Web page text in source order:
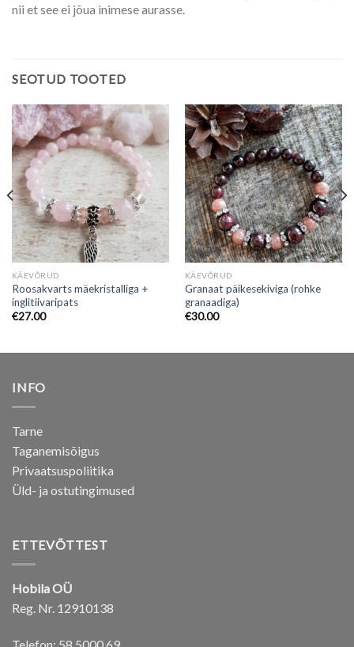
nii et see ei jõua inimese aurasse.
SEOTUD TOOTED
KÄEVÕRUD
Roosakvarts mäekristalliga +
inglitiivaripats
€27.00
KÄEVÕRUD
Granaat päikesekiviga (rohke
granaadiga)
€30.00
INFO
Tarne
Taganemisõigus
Privaatsuspoliitika
Üld- ja ostutingimused
ETTEVÕTTEST
Hobila OÜ
Reg. Nr. 12910138